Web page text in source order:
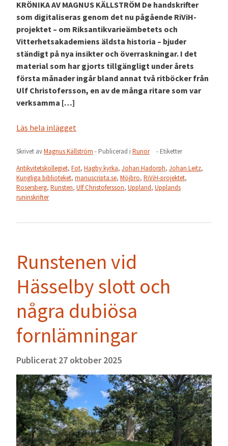
KRÖNIKA AV MAGNUS KÄLLSTRÖM De handskrifter
som digitaliseras genom det nu pågående RiViH-
projektet – om Riksantikvarieämbetets och
Vitterhetsakademiens äldsta historia – bjuder
ständigt på nya insikter och överraskningar. I det
material som har gjorts tillgängligt under årets
första månader ingår bland annat två ritböcker från
Ulf Christofersson, en av de många ritare som var
verksamma […]
Läs hela inlägget
Skrivet avMagnus Källström - Publicerad i Runor
- Etiketter
Antikvitetskollegiet, Fot, Hagby kyrka, Johan Hadorph, Johan Leitz,
Kungliga biblioteket, manuscripta.se, Möjbro, RiViH-projektet,
Rosersberg, Runsten, Ulf Christofersson, Uppland, Upplands
runinskrifter
Runstenen vid
Hässelby slott och
några dubiösa
fornlämningar
Publicerat 27 oktober 2025